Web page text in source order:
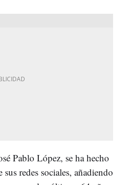
Pablo López, se ha hecho
sus redes sociales, añadiendo